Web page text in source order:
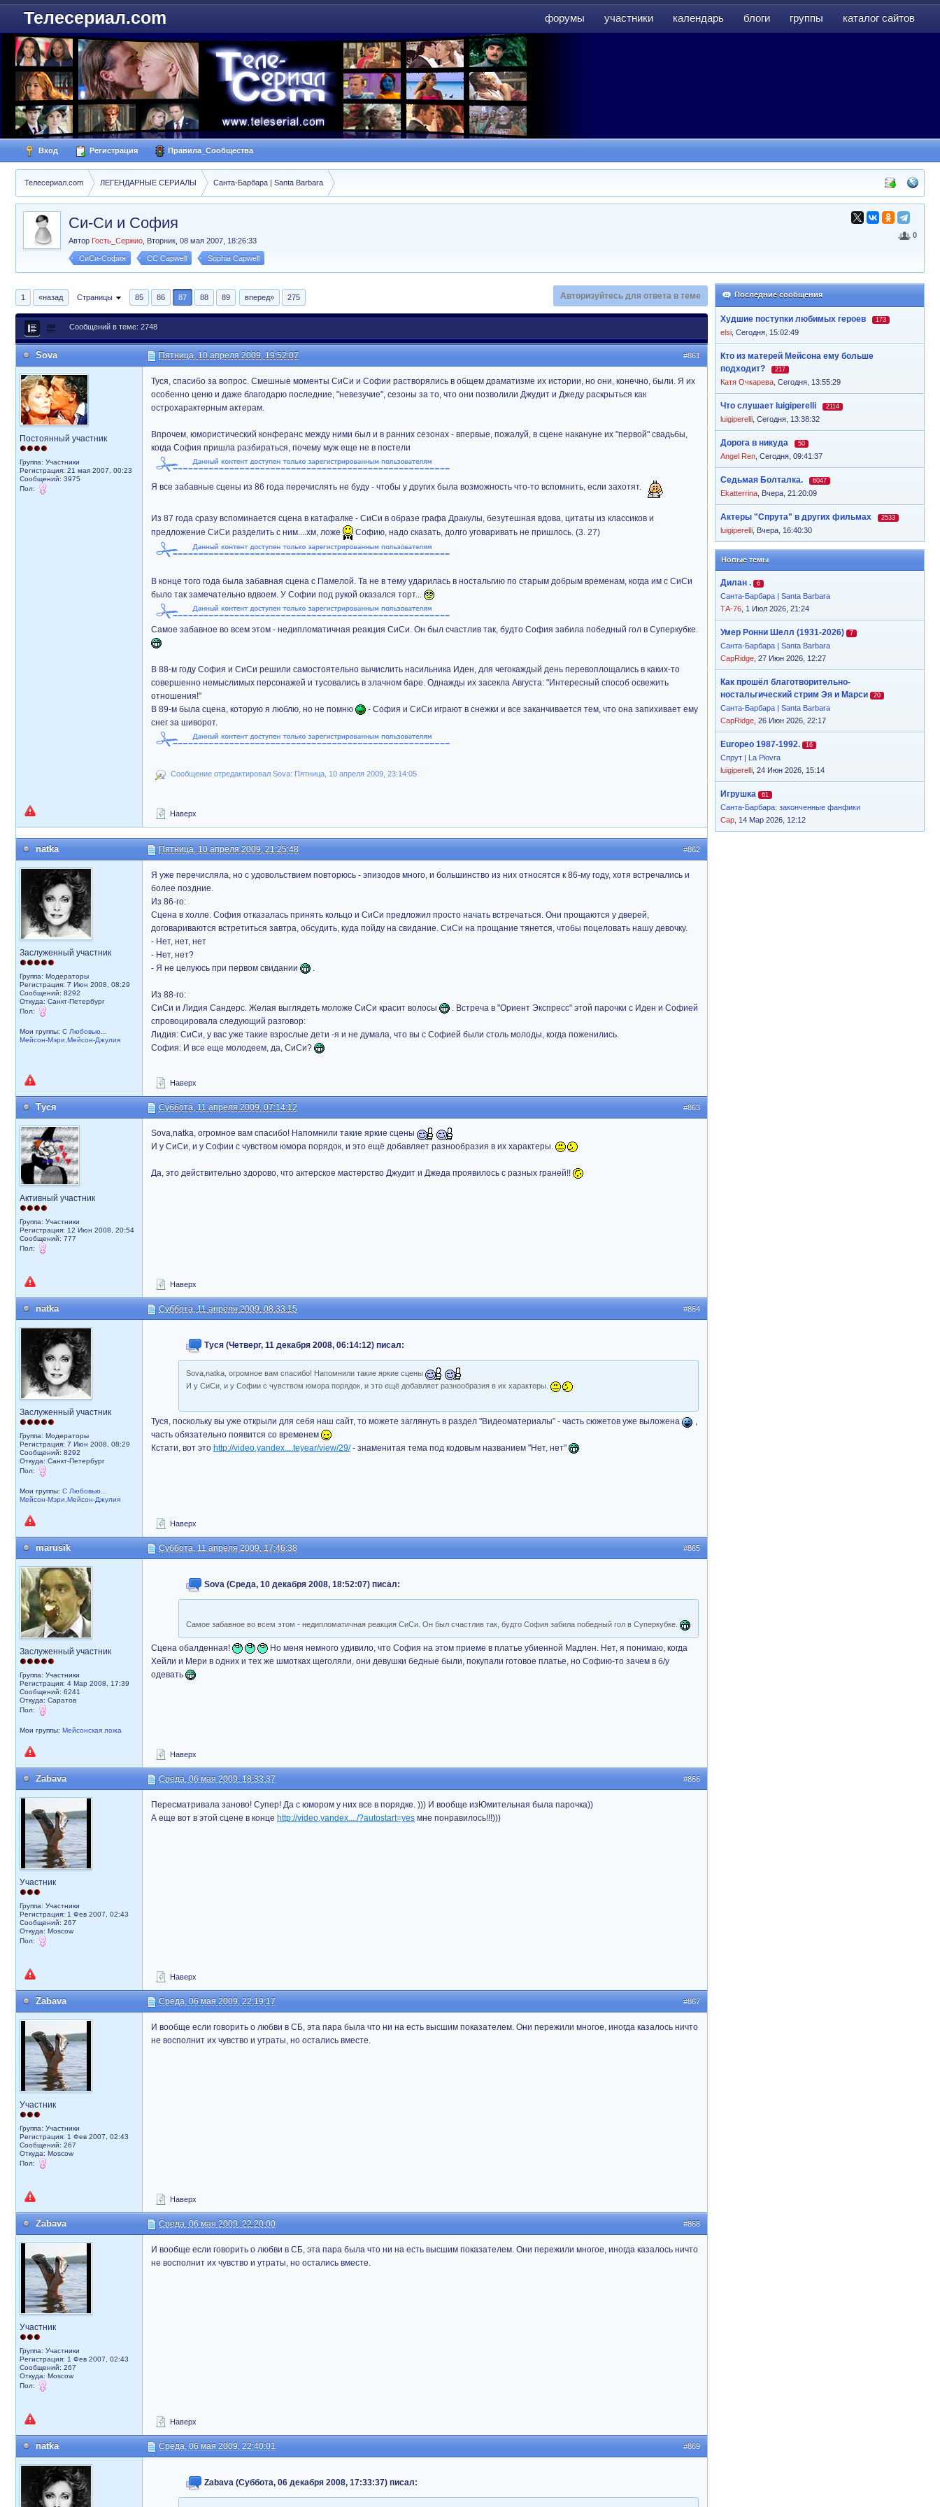
форумы участники календарь блоги группы каталог сайтов
Телесериал.com
Вход Регистрация Правила_Сообщества
Телесериал.com ЛЕГЕНДАРНЫЕ СЕРИАЛЫ Санта-Барбара | Santa Barbara
0
Си-Си и София
Автор Гость_Сержио Вторник, 08 мая 2007, 18:26:33
СиСи-София CC Capwell Sophia Capwell
Последние сообщения
Худшие поступки любимых героев 173
elsi Сегодня, 15:02:49
Кто из матерей Мейсона ему больше
подходит?
217
Катя Очкарева Сегодня, 13:55:29
Что слушает luigiperelli 2114
luigiperelli Сегодня, 13:38:32
Дорога в никуда 50
Angel Ren Сегодня, 09:41:37
Седьмая Болталка. 6047
Ekatterrina Вчера, 21:20:09
Актеры "Спрута" в других фильмах 2533
luigiperelli Вчера, 16:40:30
Новые темы
Дилан . 6
Санта-Барбара | Santa Barbara
ТА-76 , 1 Июл 2026, 21:24
Умер Ронни Шелл (1931-2026) 7
Санта-Барбара | Santa Barbara
CapRidge , 27 Июн 2026, 12:27
Как прошёл благотворительно-
ностальгический стрим Эя и Марси
20
Санта-Барбара | Santa Barbara
CapRidge , 26 Июн 2026, 22:17
Europeo 1987-1992. 16
Спрут | La Piovra
luigiperelli , 24 Июн 2026, 15:14
Игрушка 61
Санта-Барбара: законченные фанфики
Cap , 14 Мар 2026, 12:12
1 «назад Страницы 85 86 87 88 89 вперед» 275 Авторизуйтесь для ответа в теме
Сообщений в теме: 2748
#861
Sova Пятница, 10 апреля 2009, 19:52:07
Постоянный участник
Группа: Участники
Регистрация: 21 мая 2007, 00:23
Сообщений: 3975
Пол:
Туся, спасибо за вопрос. Смешные моменты СиСи и Софии растворялись в общем драматизме их истории, но они, конечно, были. Я их
особенно ценю и даже благодарю последние, "невезучие", сезоны за то, что они позволили Джудит и Джеду раскрыться как
острохарактерным актерам.
Впрочем, юмористический конферанс между ними был и в ранних сезонах - впервые, пожалуй, в сцене накануне их "первой" свадьбы,
когда София пришла разбираться, почему муж еще не в постели
Я все забавные сцены из 86 года перечислять не буду - чтобы у других была возможность что-то вспомнить, если захотят.
Из 87 года сразу вспоминается сцена в катафалке - СиСи в образе графа Дракулы, безутешная вдова, цитаты из классиков и
предложение СиСи разделить с ним....хм, ложе
Софию, надо сказать, долго уговаривать не пришлось. (3. 27)
В конце того года была забавная сцена с Памелой. Та не в тему ударилась в ностальгию по старым добрым временам, когда им с СиСи
было так замечательно вдвоем. У Софии под рукой оказался торт...
Самое забавное во всем этом - недипломатичная реакция СиСи. Он был счастлив так, будто София забила победный гол в Суперкубке.
В 88-м году София и СиСи решили самостоятельно вычислить насильника Иден, для чегокаждый день перевоплощались в каких-то
совершенно немыслимых персонажей и тусовались в злачном баре. Однажды их засекла Августа: "Интересный способ освежить
отношения!"
В 89-м была сцена, которую я люблю, но не помню
- София и СиСи играют в снежки и все заканчивается тем, что она запихивает ему
снег за шиворот.
Сообщение отредактировал Sova: Пятница, 10 апреля 2009, 23:14:05
Наверх
#862
natka Пятница, 10 апреля 2009, 21:25:48
Заслуженный участник
Группа: Модераторы
Регистрация: 7 Июн 2008, 08:29
Сообщений: 8292
Откуда: Санкт-Петербург
Пол:
Мои группы: С Любовью...
Мейсон-Мэри,Мейсон-Джулия
Я уже перечисляла, но с удовольствием повторюсь - эпизодов много, и большинство из них относятся к 86-му году, хотя встречались и
более поздние.
Из 86-го:
Сцена в холле. София отказалась принять кольцо и СиСи предложил просто начать встречаться. Они прощаются у дверей,
договариваются встретиться завтра, обсудить, куда пойду на свидание. СиСи на прощание тянется, чтобы поцеловать нашу девочку.
- Нет, нет, нет
- Нет, нет?
- Я не целуюсь при первом свидании
.
Из 88-го:
СиСи и Лидия Сандерс. Желая выглядеть моложе СиСи красит волосы
. Встреча в "Ориент Экспресс" этой парочки с Иден и Софией
спровоцировала следующий разговор:
Лидия: СиСи, у вас уже такие взрослые дети -я и не думала, что вы с Софией были столь молоды, когда поженились.
София: И все еще молодеем, да, СиСи?
Наверх
#863
Туся Суббота, 11 апреля 2009, 07:14:12
Активный участник
Группа: Участники
Регистрация: 12 Июн 2008, 20:54
Сообщений: 777
Пол:
Sova,natka, огромное вам спасибо! Напомнили такие яркие сцены
И у СиСи, и у Софии с чувством юмора порядок, и это ещё добавляет разнообразия в их характеры.
Да, это действительно здорово, что актерское мастерство Джудит и Джеда проявилось с разных граней!!
Наверх
#864
natka Суббота, 11 апреля 2009, 08:33:15
Заслуженный участник
Группа: Модераторы
Регистрация: 7 Июн 2008, 08:29
Сообщений: 8292
Откуда: Санкт-Петербург
Пол:
Мои группы: С Любовью...
Мейсон-Мэри,Мейсон-Джулия
Туся (Четверг, 11 декабря 2008, 06:14:12) писал:
Sova,natka, огромное вам спасибо! Напомнили такие яркие сцены
И у СиСи, и у Софии с чувством юмора порядок, и это ещё добавляет разнообразия в их характеры.
Туся, поскольку вы уже открыли для себя наш сайт, то можете заглянуть в раздел "Видеоматериалы" - часть сюжетов уже выложена
,
часть обязательно появится со временем
Кстати, вот это http://video.yandex....teyear/view/29/- знаменитая тема под кодовым названием "Нет, нет"
Наверх
#865
marusik Суббота, 11 апреля 2009, 17:46:38
Заслуженный участник
Группа: Участники
Регистрация: 4 Мар 2008, 17:39
Сообщений: 6241
Откуда: Саратов
Пол:
Мои группы: Мейсонская ложа
Sova (Среда, 10 декабря 2008, 18:52:07) писал:
Самое забавное во всем этом - недипломатичная реакция СиСи. Он был счастлив так, будто София забила победный гол в Суперкубке.
Сцена обалденная!
Но меня немного удивило, что София на этом приеме в платье убиенной Мадлен. Нет, я понимаю, когда
Хейли и Мери в одних и тех же шмотках щеголяли, они девушки бедные были, покупали готовое платье, но Софию-то зачем в б/у
одевать
Наверх
#866
Zabava Среда, 06 мая 2009, 18:33:37
Участник
Группа: Участники
Регистрация: 1 Фев 2007, 02:43
Сообщений: 267
Откуда: Moscow
Пол:
Пересматривала заново! Супер! Да с юмором у них все в порядке. ))) И вообще изЮмительная была парочка))
А еще вот в этой сцене в конце http://video.yandex..../?autostart=yes мне понравилось!!!)))
Наверх
#867
Zabava Среда, 06 мая 2009, 22:19:17
Участник
Группа: Участники
Регистрация: 1 Фев 2007, 02:43
Сообщений: 267
Откуда: Moscow
Пол:
И вообще если говорить о любви в СБ, эта пара была что ни на есть высшим показателем. Они пережили многое, иногда казалось ничто
не восполнит их чувство и утраты, но остались вместе.
Наверх
#868
Zabava Среда, 06 мая 2009, 22:20:00
Участник
Группа: Участники
Регистрация: 1 Фев 2007, 02:43
Сообщений: 267
Откуда: Moscow
Пол:
И вообще если говорить о любви в СБ, эта пара была что ни на есть высшим показателем. Они пережили многое, иногда казалось ничто
не восполнит их чувство и утраты, но остались вместе.
Наверх
#869
natka Среда, 06 мая 2009, 22:40:01
Zabava (Суббота, 06 декабря 2008, 17:33:37) писал: